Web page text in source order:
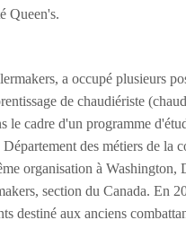
Queen's.
a occupé plusieurs
de chaudiériste
cadre d'un programme
des métiers de la
organisation à
section du Canada. En
destiné aux anciens